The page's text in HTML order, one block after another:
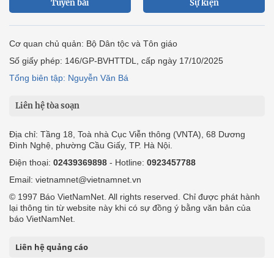
Tuyến bài Sự kiện
Cơ quan chủ quản: Bộ Dân tộc và Tôn giáo
Số giấy phép: 146/GP-BVHTTDL, cấp ngày 17/10/2025
Tổng biên tập: Nguyễn Văn Bá
Liên hệ tòa soạn
Địa chỉ: Tầng 18, Toà nhà Cục Viễn thông (VNTA), 68 Dương
Đình Nghệ, phường Cầu Giấy, TP. Hà Nội.
Điện thoại: 02439369898 - Hotline: 0923457788
Email: vietnamnet@vietnamnet.vn
© 1997 Báo VietNamNet. All rights reserved. Chỉ được phát hành
lại thông tin từ website này khi có sự đồng ý bằng văn bản của
báo VietNamNet.
Liên hệ quảng cáo